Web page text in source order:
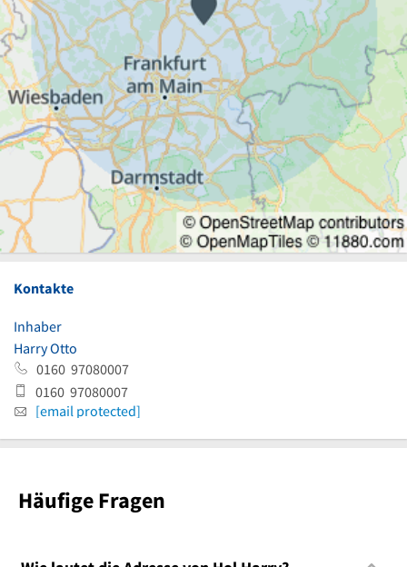
Kontakte
Inhaber
Harry Otto
0160 97080007
0160 97080007
[email protected]
Häufige Fragen